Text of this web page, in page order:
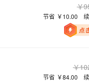
￥
节省 ￥10.00
￥
节省 ￥84.00
超强辅助，Bolt.diy 一